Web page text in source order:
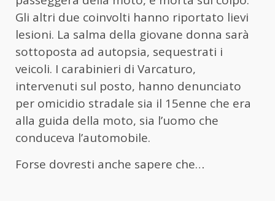
Gli altri due coinvolti hanno riportato lievi
lesioni. La salma della giovane donna sarà
sottoposta ad autopsia, sequestrati i
veicoli. I carabinieri di Varcaturo,
intervenuti sul posto, hanno denunciato
per omicidio stradale sia il 15enne che era
alla guida della moto, sia l’uomo che
conduceva l’automobile.
Forse dovresti anche sapere che…